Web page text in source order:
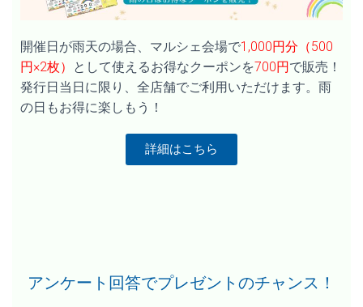
開催日が雨天の場合、マルシェ会場で1,000円分（500
円×2枚）
として使えるお得なクーポンを700円で販売！
発行日当日に限り、全店舗でご利用いただけます。雨
の日もお得に楽しもう！
詳細はこちら
アンケート回答でプレゼントのチャンス！